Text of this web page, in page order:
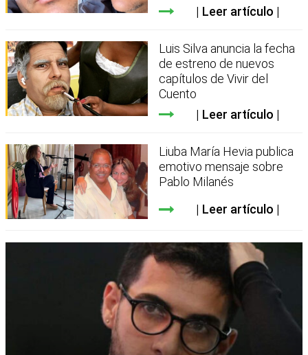
Leer artículo
Luis Silva anuncia la fecha
de estreno de nuevos
capítulos de Vivir del
Cuento
Leer artículo
Liuba María Hevia publica
emotivo mensaje sobre
Pablo Milanés
Leer artículo